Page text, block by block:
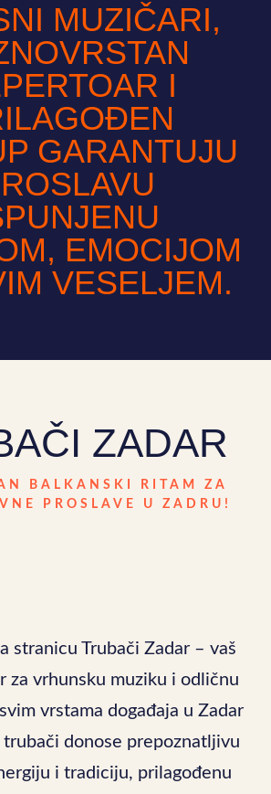
ZADAR
BALKANSKI RITAM ZA
PROSLAVE U ZADRU!
stranicu Trubači Zadar – vaš
za vrhunsku muziku i odličnu
vrstama događaja u Zadar
donose prepoznatljivu
i tradiciju, prilagođenu
MUZIČARI,
I
GARANTUJU
EMOCIJOM
VESELJEM.